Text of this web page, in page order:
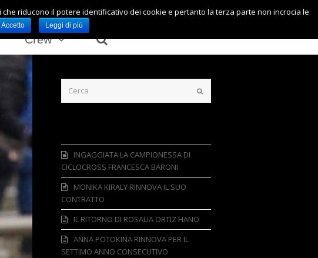
Crew
INGAGGIATA LA CAMPIONESSA DI
CICLOCROSS FRANCESCA BARONI
MONIKA KIRALY RINNOVA IL SUO
CONTRATTO
IL RITORNO DI ROSALIA ORTIZ HANO
ANNA POTOKINA RINNOVA PER IL
SETTIMO ANNO CONSECUTIVO
riducono il potere identificativo dei cookie e pertanto la terza parte non incrocia le
Accetto Leggi di più